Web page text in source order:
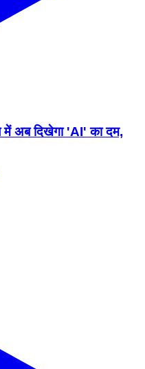
में अब दिखेगा 'AI' का दम,